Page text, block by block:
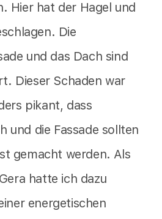
Hier hat der Hagel und
Die
und das Dach sind
Dieser Schaden war
pikant, dass
und die Fassade sollten
gemacht werden. Als
hatte ich dazu
energetischen